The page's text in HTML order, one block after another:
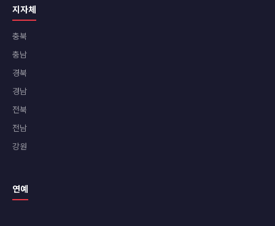
지자체
충북
충남
경북
경남
전북
전남
강원
연예